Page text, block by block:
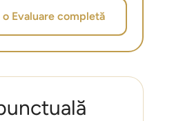
o Evaluare completă